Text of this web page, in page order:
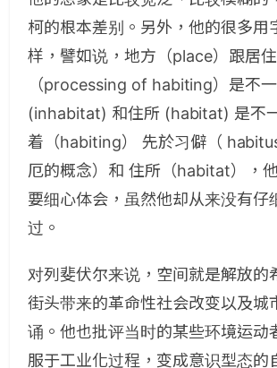
柯的根本差别。另外，他的很多用
样，譬如说，地方（place）跟居住
（processing of habiting）是不
(inhabitat) 和住所 (habitat) 是不
着（habiting） 先於习僻（
厄的概念）和 住所（habitat），
要细心体会，虽然他却从来没有仔
过。
对列斐伏尔来说，空间就是解放的
街头带来的革命性社会改变以及城
诵。他也批评当时的某些环境运动
服于工业化过程，变成意识型态的